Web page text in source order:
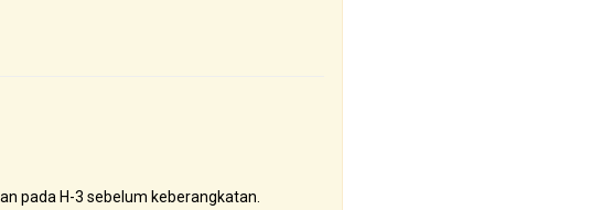
pada H-3 sebelum keberangkatan.